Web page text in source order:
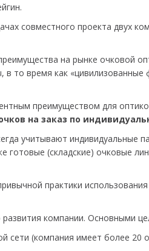
совместного проекта двух
на рынке очковой
то время как
преимуществом для
на заказ по
учитывают индивидуальные
готовые (складские) очковые
практики
развития компании. Основными
(компания имеет более 20